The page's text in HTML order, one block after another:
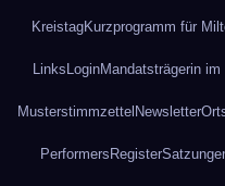
KreistagKurzprogramm für
Links LoginMandatsträgerin im
Musterstimmzettel Newsletter
PerformersRegister